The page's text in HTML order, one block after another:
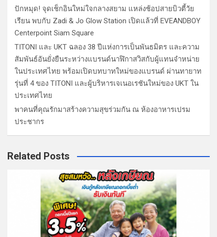
ปักหมุด! จุดเช็กอินใหม่ใจกลางสยาม แหล่งช้อปสายบิวตี้วัย
เรียน พบกับ Zadi & Jo Glow Station เปิดแล้วที่ EVEANDBOY
Centerpoint Siam Square
TITONI และ UKT ฉลอง 38 ปีแห่งการเป็นพันธมิตร และความ
สัมพันธ์อันยั่งยืนระหว่างแบรนด์นาฬิกาสวิสกับผู้แทนจำหน่าย
ในประเทศไทย พร้อมเปิดบทบาทใหม่ของแบรนด์ ผ่านทายาท
รุ่นที่ 4 ของ TITONI และผู้บริหารเจเนอเรชันใหม่ของ UKT ใน
ประเทศไทย
พาคนที่คุณรักมาสร้างความสุขร่วมกัน ณ ห้องอาหารเปรม
ประชากร
Related Posts